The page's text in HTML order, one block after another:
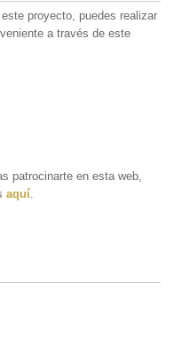
proyecto, puedes realizar
a través de este
patrocinarte en esta web,
aquí